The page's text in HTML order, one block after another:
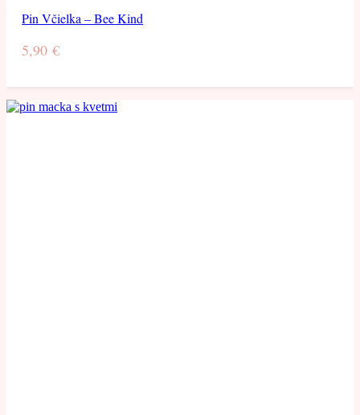
Pin Včielka – Bee Kind
5,90€